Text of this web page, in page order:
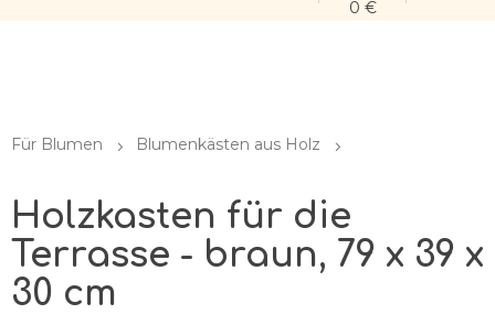
Für Blumen Blumenkästen aus Holz
Holzkasten für die
Terrasse - braun, 79 x 39 x
30 cm